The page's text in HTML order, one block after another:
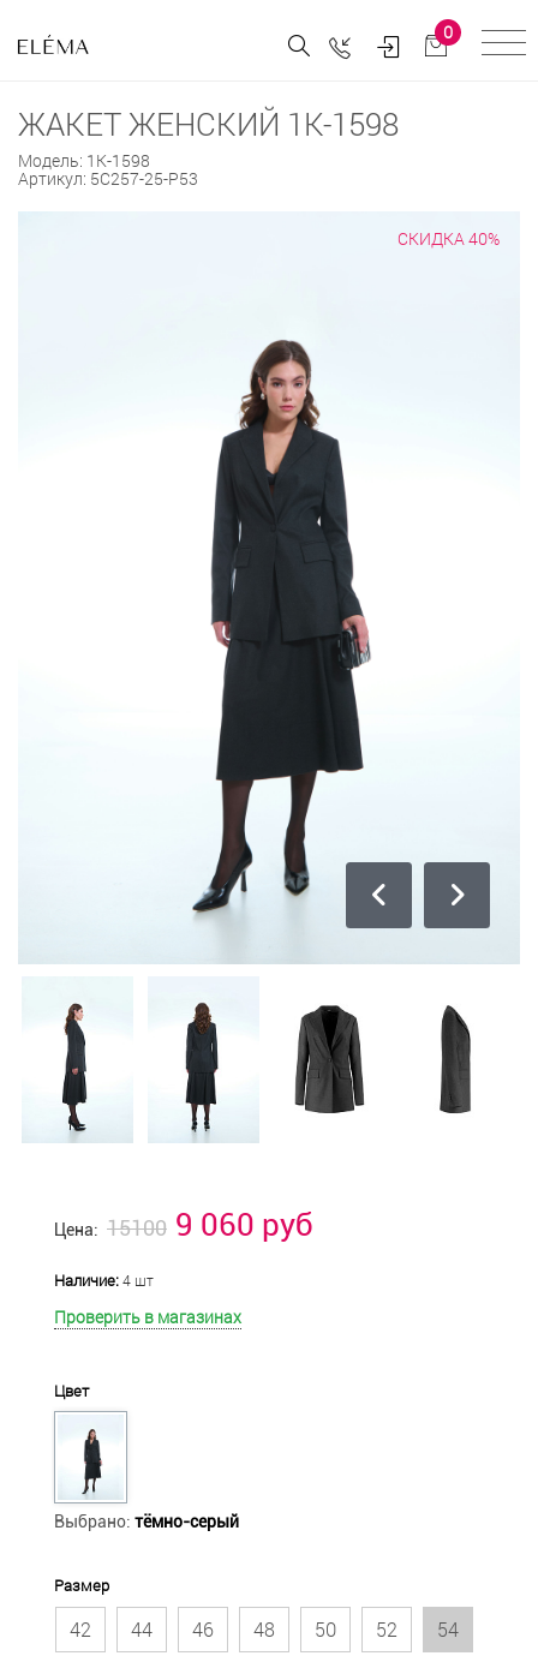
0
ЖАКЕТ ЖЕНСКИЙ 1К-1598
Модель: 1К-1598
Артикул: 5С257-25-Р53
СКИДКА 40%
Цена: 15100 9 060 руб
Наличие:4 шт
Проверить в магазинах
Цвет
Выбрано: тёмно-серый
Размер
42 44 46 48 50 52 54